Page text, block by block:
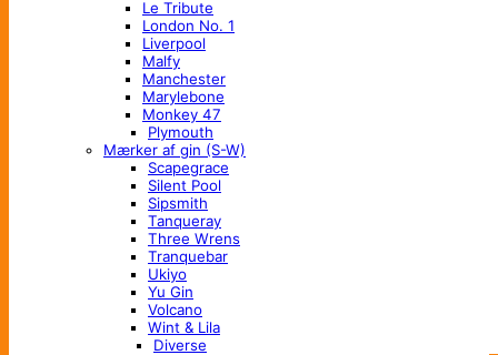
Le Tribute
London No. 1
Liverpool
Malfy
Manchester
Marylebone
Monkey 47
Plymouth
Mærker af gin (S-W)
Scapegrace
Silent Pool
Sipsmith
Tanqueray
Three Wrens
Tranquebar
Ukiyo
Yu Gin
Volcano
Wint & Lila
Diverse